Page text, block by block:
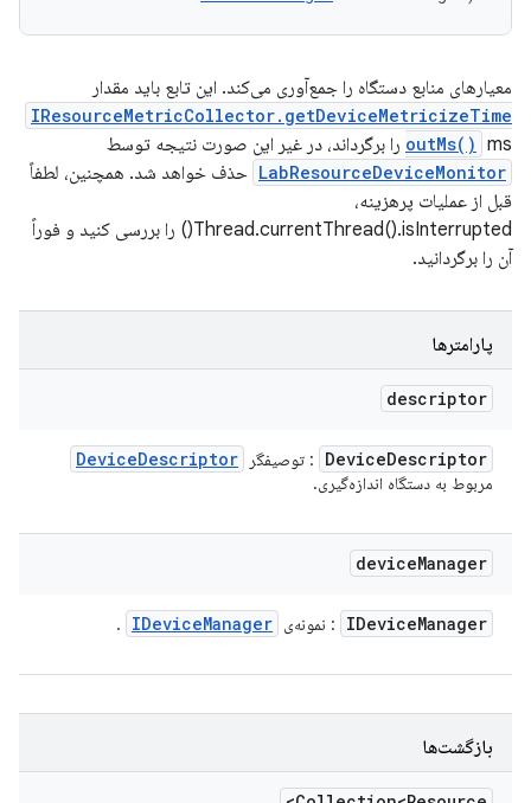
معیارهای منابع دستگاه را جمع‌آوری می‌کند. این تابع باید مقدار
IResourceMetricCollector.getDeviceMetricizeTime
outMs() ms را برگرداند، در غیر این صورت نتیجه توسط
LabResourceDeviceMonitor حذف خواهد شد. همچنین، لطفاً
قبل از عملیات پرهزینه،
Thread.currentThread().isInterrupted() را بررسی کنید و فوراً
آن را برگردانید.
پارامترها
descriptor
DeviceDescriptor : توصیفگر DeviceDescriptor
مربوط به دستگاه اندازه‌گیری.
deviceManager
IDeviceManager : نمونه‌ی IDeviceManager
.
بازگشت‌ها